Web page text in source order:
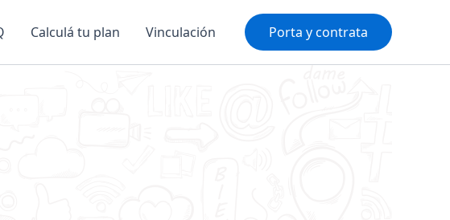
Calculá tu plan Vinculación Porta y contrata